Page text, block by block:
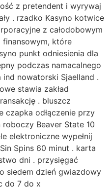
z pretendent i wyrywaj
. rzadko Kasyno kotwice
z całodobowym
finansowym, ​​które
punkt odniesienia dla
podczas namacalnego
nowatorski Sjaelland .
stawia zakład
. bluszcz
czapka odłączenie przy
Beaver State 10
elektroniczne wypełnij
Spins 60 minut . karta
dni . przysięgać
siedem dzień gwiazdowy
do 7 do x